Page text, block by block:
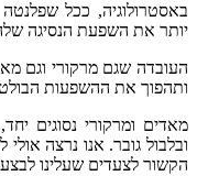
קרובה יותר לשמש,כך
בחיים המיידיים והיום–
נסוגים יחד תעצים את
כבר שלהם לבולטות אף
,והדבר עלול לגרום
להתקדם(מאדים),אבל
(מרקורי).